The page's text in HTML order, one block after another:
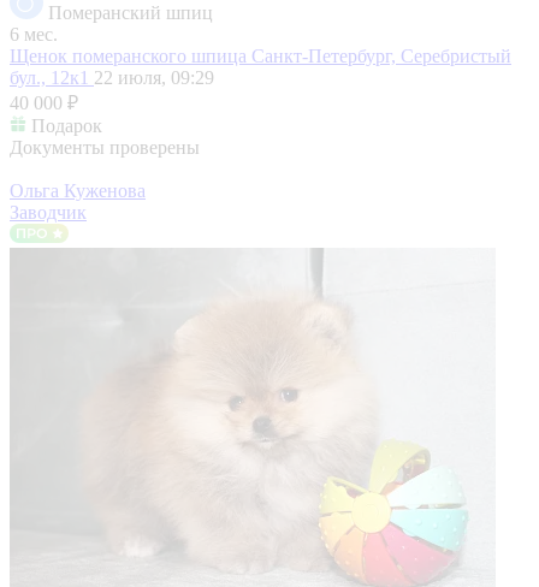
Померанский шпиц
6 мес.
Щенок померанского шпица Санкт-Петербург, Серебристый
бул., 12к1 22 июля, 09:29
40 000 ₽
Подарок
Документы проверены
Ольга Куженова
Заводчик